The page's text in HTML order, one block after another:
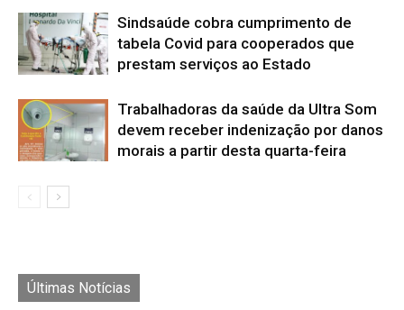
Sindsaúde cobra cumprimento de
tabela Covid para cooperados que
prestam serviços ao Estado
Trabalhadoras da saúde da Ultra Som
devem receber indenização por danos
morais a partir desta quarta-feira
Últimas Notícias